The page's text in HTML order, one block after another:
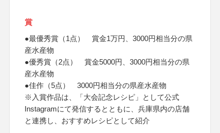
賞
●最優秀賞（1点） 賞金1万円、3000円相当分の県
産水産物
●優秀賞（2点） 賞金5000円、3000円相当分の県
産水産物
●佳作（5点） 3000円相当分の県産水産物
※入賞作品は、「大会記念レシピ」として公式
Instagramにて発信するとともに、兵庫県内の店舗
と連携し、おすすめレシピとして紹介